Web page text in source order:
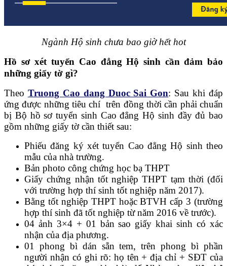
Ngành Hộ sinh chưa bao giờ hết hot
Hồ sơ xét tuyển Cao đẳng Hộ sinh cần đảm bảo
những giấy tờ gì?
Theo Truong Cao dang Duoc Sai Gon: Sau khi đáp
ứng được những tiêu chí trên đồng thời cần phải chuẩn
bị Bộ hồ sơ tuyển sinh Cao đẳng Hộ sinh đầy đủ bao
gồm những giấy tờ cần thiết sau:
Phiếu đăng ký xét tuyển Cao đẳng Hộ sinh theo
mẫu của nhà trường.
Bản photo công chứng học bạ THPT
Giấy chứng nhận tốt nghiệp THPT tạm thời (đối
với trường hợp thí sinh tốt nghiệp năm 2017).
Bằng tốt nghiệp THPT hoặc BTVH cấp 3 (trường
hợp thí sinh đã tốt nghiệp từ năm 2016 về trước).
04 ảnh 3×4 + 01 bản sao giấy khai sinh có xác
nhận của địa phương.
01 phong bì dán sẵn tem, trên phong bì phần
người nhận có ghi rõ: họ tên + địa chỉ + SĐT của